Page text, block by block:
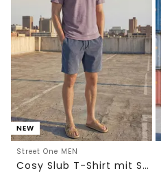
NEW
Street One MEN
Cosy Slub T-Shirt mit Struktur